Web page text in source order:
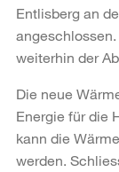
Entlisberg an
weiterhin der
Die neue
Energie für die
kann die
werden.